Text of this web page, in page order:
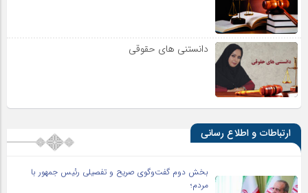
دانستنی های حقوقی
ارتباطات و اطلاع رسانی
بخش دوم گفت‌وگوی صریح و تفصیلی رئیس جمهور با
مردم؛